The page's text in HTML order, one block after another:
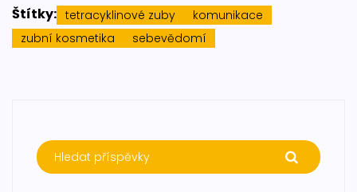
Štítky: tetracyklinové zuby
komunikace
zubní kosmetika
sebevědomí